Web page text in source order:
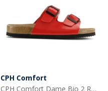
CPH Comfort
CPH Comfort Dame Bio 2 Rem Sandaler Red Patent